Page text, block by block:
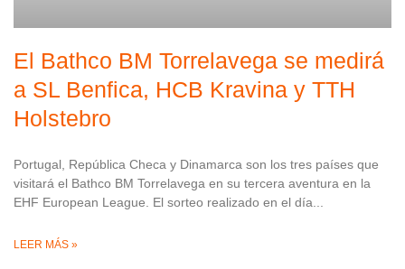
El Bathco BM Torrelavega se medirá
a SL Benfica, HCB Kravina y TTH
Holstebro
Portugal, República Checa y Dinamarca son los tres países que
visitará el Bathco BM Torrelavega en su tercera aventura en la
EHF European League. El sorteo realizado en el día
LEER MÁS »